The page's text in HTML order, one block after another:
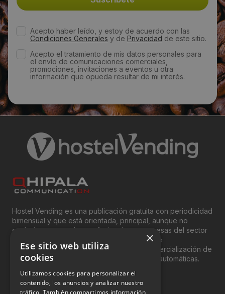
Acepto haber leído, y estoy de acuerdo con las
Condiciones Generales y de Privacidad de este sitio.
Acepto el tratamiento de mis datos personales para
el envío de comunicaciones comerciales,
promociones, invitaciones a eventos u otra
información que opueda resultar de mi interés.
Hostel Vending es una publicación gratuita con periodicidad
bimensual y que está orientada, principal, aunque no
exclusivamente, a los profesionales y empresas del sector
del “Vending”; nombre con el que se conoce
genéricamente entre profesionales a la comercialización de
productos y servicios a través de máquinas automáticas.
INFORMACIÓN LEGAL
×
Ese sitio web utiliza
cookies
Utilizamos cookies para personalizar el
contenido, los anuncios y analizar nuestro
tráfico. También compartimos información